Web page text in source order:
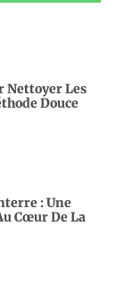
Nettoyer Les
Douce
: Une
Cœur De La